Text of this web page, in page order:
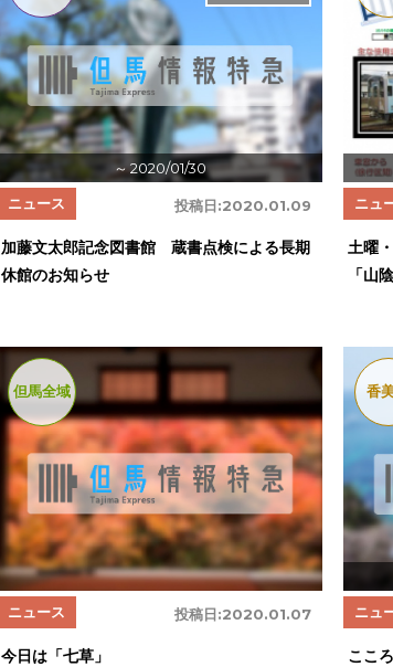
～ 2020/01/30
投稿日:2020.01.09
ニュース
加藤文太郎記念図書館 蔵書点検による長期
休館のお知らせ
ニュ
土曜
「山
但馬全域
投稿日:2020.01.07
ニュース
今日は「七草」
香
ニュ
ここ